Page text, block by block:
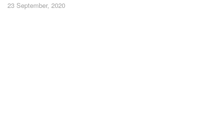
23 September, 2020